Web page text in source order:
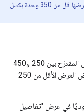
لن تظهر الصورة المصغّرة للمكان إذا كان عرضها أقل من 350 وحدة بكسل
بالنسبة إلى طرق العرض الكاملة، يتراوح العرض المقترَح بين 250 و450
وحدة بكسل مستقلة عن الكثافة. قد لا يتم عرض العرض الأقل من 250
في عرض "تفاصيل